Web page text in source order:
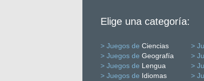
Elige una categoría:
> Juegos de Ciencias >
> Juegos de Geografía >
> Juegos de Lengua >
> Juegos de Idiomas >